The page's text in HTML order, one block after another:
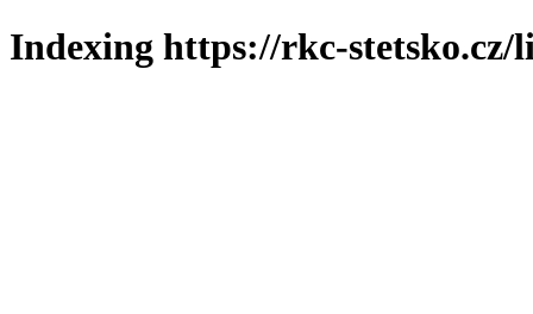
Indexing https://rkc-stetsko.cz/